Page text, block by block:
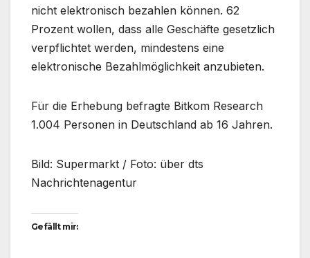
nicht elektronisch bezahlen können. 62
Prozent wollen, dass alle Geschäfte gesetzlich
verpflichtet werden, mindestens eine
elektronische Bezahlmöglichkeit anzubieten.
Für die Erhebung befragte Bitkom Research
1.004 Personen in Deutschland ab 16 Jahren.
Bild: Supermarkt / Foto: über dts
Nachrichtenagentur
Gefällt mir: